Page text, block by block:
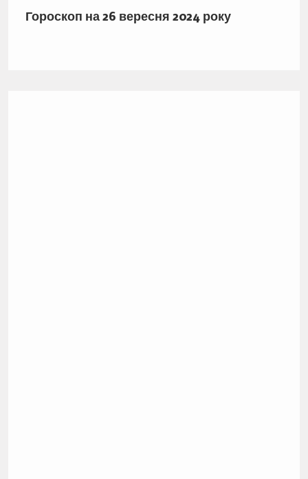
Гороскоп на 26 вересня 2024 року